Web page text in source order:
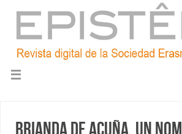
Brianda de Acuña. Un